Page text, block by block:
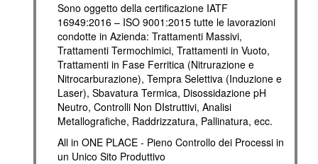
Sono oggetto della certificazione IATF
16949:2016 – ISO 9001:2015 tutte le lavorazioni
condotte in Azienda: Trattamenti Massivi,
Trattamenti Termochimici, Trattamenti in Vuoto,
Trattamenti in Fase Ferritica (Nitrurazione e
Nitrocarburazione), Tempra Selettiva (Induzione e
Laser), Sbavatura Termica, Disossidazione pH
Neutro, Controlli Non DIstruttivi, Analisi
Metallografiche, Raddrizzatura, Pallinatura, ecc.
All in ONE PLACE - Pieno Controllo dei Processi in
un Unico Sito Produttivo